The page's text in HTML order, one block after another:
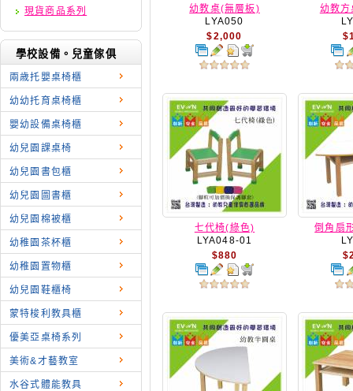
現貨商品系列
學校設備。兒童傢俱
兩歳托嬰桌椅櫃
幼幼托育桌椅櫃
嬰幼設備桌椅櫃
幼兒園課桌椅
幼兒園書包櫃
幼兒園圖書櫃
幼兒園棉被櫃
幼稚園茶杯櫃
幼稚園置物櫃
幼兒園鞋櫃椅
蒙特梭利教具櫃
優美亞桌椅系列
美術&才藝教室
水谷式體能教具
幼教桌(無層板)
LYA050
$2,000
幼教
七代椅(綠色)
LYA048-01
$880
倒角扇